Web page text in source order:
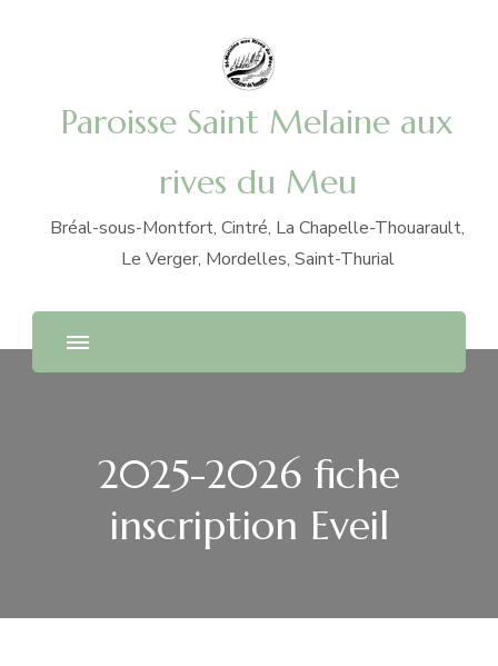
Paroisse Saint Melaine aux
rives du Meu
Bréal-sous-Montfort, Cintré, La Chapelle-Thouarault,
Le Verger, Mordelles, Saint-Thurial
2025-2026 fiche
inscription Eveil